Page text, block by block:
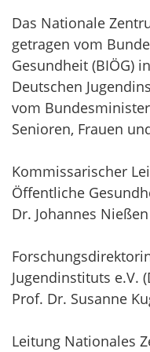
Das Nationale
getragen vom
Gesundheit (BIÖG)
Deutschen
vom
Senioren, Frauen
Kommissarischer
Öffentliche
Dr. Johannes Nießen
Jugendinstituts e.V.
Prof. Dr. Susanne
Leitung Nationales